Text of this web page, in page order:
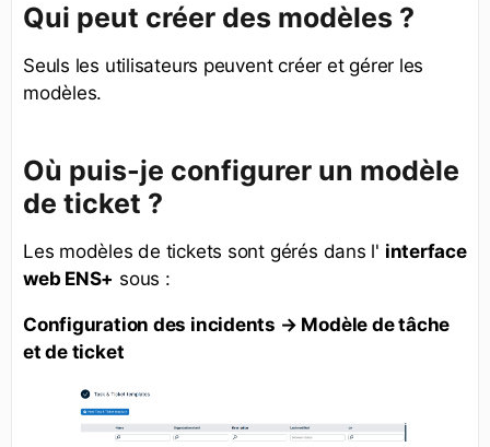
Qui peut créer des modèles ?
Seuls les utilisateurs peuvent créer et gérer les
modèles.
Où puis-je configurer un modèle
de ticket ?
Les modèles de tickets sont gérés dans l' interface
web ENS+ sous :
Configuration des incidents → Modèle de tâche
et de ticket